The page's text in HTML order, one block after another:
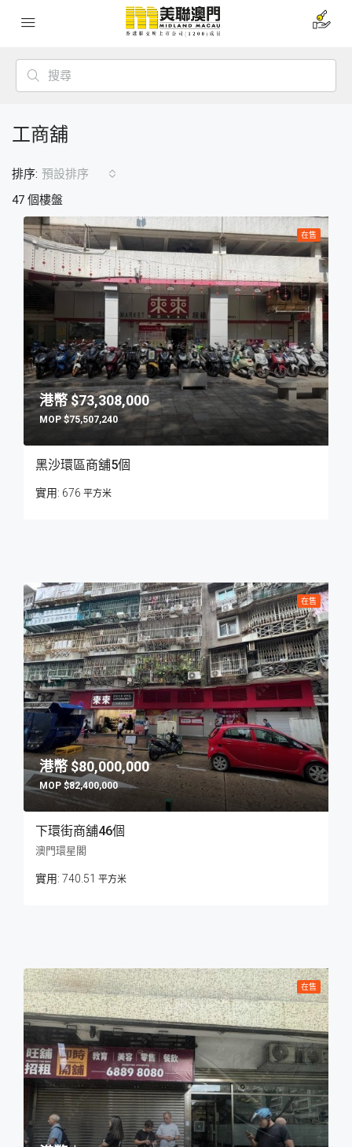
工商舖
47 個樓盤
排序: 預設排序
在售
$73,308,000
$75,507,240
黑沙環區商舖5個
676 平方米
在售
$80,000,000
$82,400,000
下環街商舖46個
澳門環星閣
740.51 平方米
在售